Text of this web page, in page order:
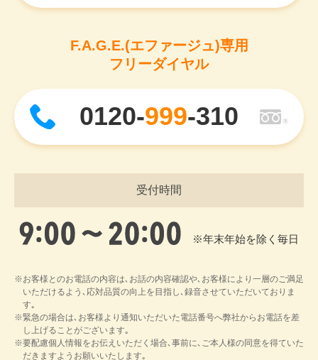
F.A.G.E.(エファージュ)専用
フリーダイヤル
0120-999-310
受付時間
※年末年始を除く毎日
※お客様とのお電話の内容は､お話の内容確認や､お客様により一層のご満足
いただけるよう､応対品質の向上を目指し､録音させていただいておりま
す｡
※緊急の場合は､お客様より通知いただいた電話番号へ弊社からお電話を差
し上げることがございます｡
※要配慮個人情報をお伝えいただく場合､事前に､ご本人様の同意を得ていた
だきますようお願いいたします｡